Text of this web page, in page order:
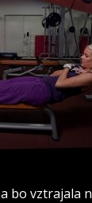
bo vztrajala